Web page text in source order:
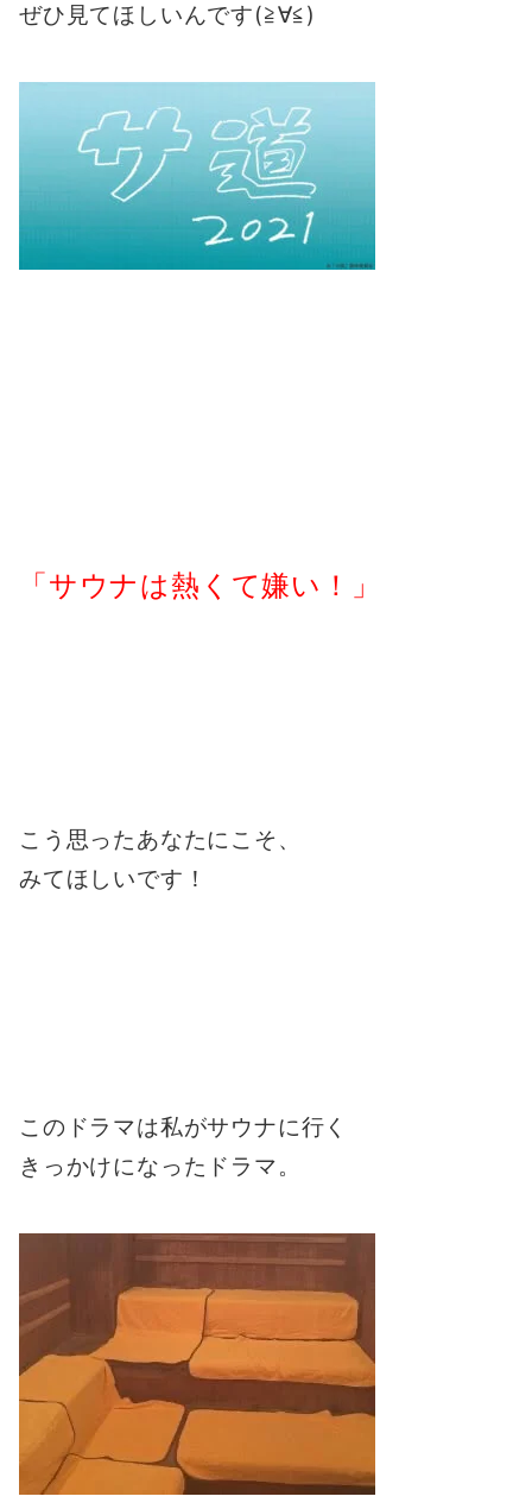
ぜひ見てほしいんです(≧∀≦)
「サウナは熱くて嫌い！」
こう思ったあなたにこそ、
みてほしいです！
このドラマは私がサウナに行く
きっかけになったドラマ。